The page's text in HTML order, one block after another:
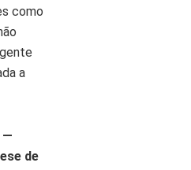
como
a
—
de